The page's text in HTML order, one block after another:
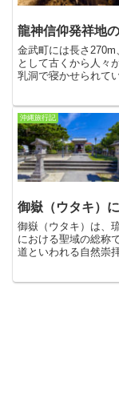
龍神信仰発祥地
金武町には長さ
として古くから人々
乳洞で寝かせられて
れているブランド
沖縄旅行記
御嶽（ウタキ）
御嶽（ウタキ）は、
における聖域の総称
道といわれる自然崇
は、森の空間、泉、